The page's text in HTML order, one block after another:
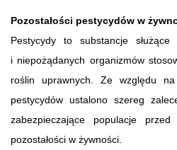
Pozostałości pestycydów w
Pestycydy to substancje
i niepożądanych organizmów
roślin uprawnych. Ze względu
pestycydów ustalono szereg
zabezpieczające populacje
pozostałości w żywności.